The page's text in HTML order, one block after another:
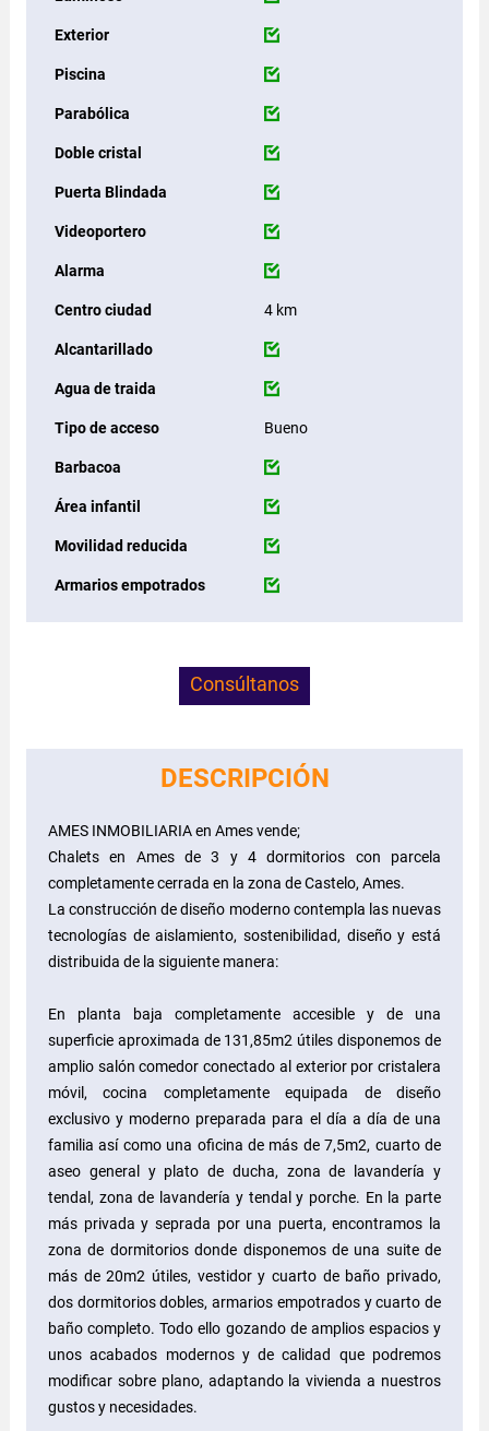
Exterior
Piscina
Parabólica
Doble cristal
Puerta Blindada
Videoportero
Alarma
Centro ciudad 4 km
Alcantarillado
Agua de traida
Tipo de acceso Bueno
Barbacoa
Área infantil
Movilidad reducida
Armarios empotrados
Consúltanos
DESCRIPCIÓN
AMES INMOBILIARIA en Ames vende;
Chalets en Ames de 3 y 4 dormitorios con parcela
completamente cerrada en la zona de Castelo, Ames.
La construcción de diseño moderno contempla las nuevas
tecnologías de aislamiento, sostenibilidad, diseño y está
distribuida de la siguiente manera:
En planta baja completamente accesible y de una
superficie aproximada de 131,85m2 útiles disponemos de
amplio salón comedor conectado al exterior por cristalera
móvil, cocina completamente equipada de diseño
exclusivo y moderno preparada para el día a día de una
familia así como una oficina de más de 7,5m2, cuarto de
aseo general y plato de ducha, zona de lavandería y
tendal, zona de lavandería y tendal y porche. En la parte
más privada y seprada por una puerta, encontramos la
zona de dormitorios donde disponemos de una suite de
más de 20m2 útiles, vestidor y cuarto de baño privado,
dos dormitorios dobles, armarios empotrados y cuarto de
baño completo. Todo ello gozando de amplios espacios y
unos acabados modernos y de calidad que podremos
modificar sobre plano, adaptando la vivienda a nuestros
gustos y necesidades.